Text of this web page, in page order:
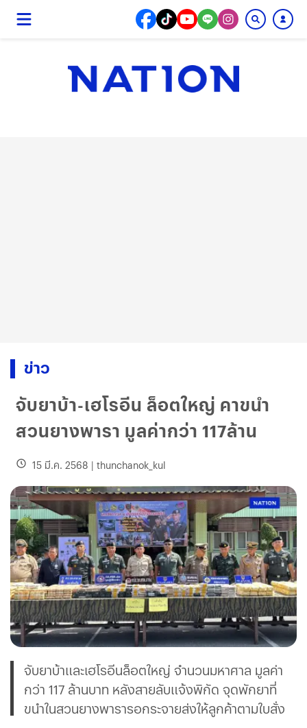
ข่าว
จับยาบ้า-เฮโรอีน ล็อตใหญ่ คาขนำ
สวนยางพารา มูลค่ากว่า 117ล้าน
15 มี.ค. 2568 | thunchanok_kul
จับยาบ้าและเฮโรอีนล็อตใหญ่ จำนวนมหาศาล มูลค่า
กว่า 117 ล้านบาท หลังสายลับแจ้งพิกัด จุดพักยาที่
ขนำในสวนยางพารารอกระจายส่งให้ลูกค้าตามใบสั่ง